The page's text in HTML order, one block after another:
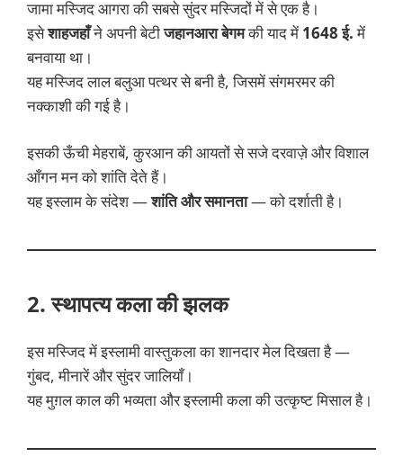
जामा मस्जिद आगरा की सबसे सुंदर मस्जिदों में से एक है।
इसेशाहजहाँने अपनी बेटीजहानआरा बेगमकी याद में 1648 ई.में
बनवाया था।
यह मस्जिद लाल बलुआ पत्थर से बनी है, जिसमें संगमरमर की
नक्काशी की गई है।
इसकी ऊँची मेहराबें, कुरआन की आयतों से सजे दरवाज़े और विशाल
आँगन मन को शांति देते हैं।
यह इस्लाम के संदेश —शांति और समानता— को दर्शाती है।
2. स्थापत्य कला की झलक
इस मस्जिद में इस्लामी वास्तुकला का शानदार मेल दिखता है —
गुंबद, मीनारें और सुंदर जालियाँ।
यह मुग़ल काल की भव्यता और इस्लामी कला की उत्कृष्ट मिसाल है।